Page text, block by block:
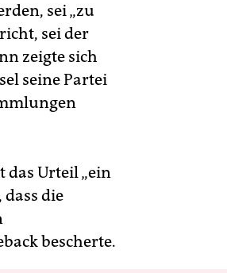
sei „zu
sei der
zeigte sich
seine Partei
das Urteil „ein
die
bescherte.